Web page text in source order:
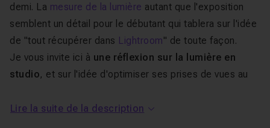
demi. La mesure de la lumière autant que l'exposition
semblent un détail pour le débutant qui tablera sur l'idée
de "tout récupérer dans Lightroom" de toute façon.
Je vous invite ici à une réflexion sur la lumière en
studio, et sur l'idée d'optimiser ses prises de vues au
Lire la suite de la description